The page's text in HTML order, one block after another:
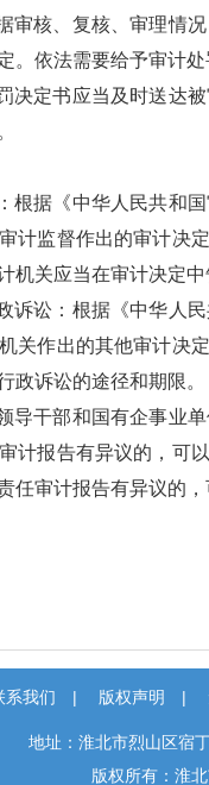
审核、复核、审理情
。依法需要给予审计
决定书应当及时送达
根据《中华人民共和
计监督作出的审计决
机关应当在审计决定
诉讼：根据《中华人
关作出的其他审计决
政诉讼的途径和期限。
导干部和国有企事业
计报告有异议的，可
任审计报告有异议的
系我们 | 版权声明 |
地址：淮北市烈山区宿
版权所有：淮